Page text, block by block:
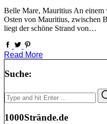
Belle Mare, Mauritius An einem
Osten von Mauritius, zwischen
liegt der schöne Strand von…
Read More
Suche:
Search
for:
1000Strände.de